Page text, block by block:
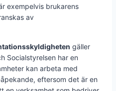
exempelvis brukarens
av
gäller
Socialstyrelsen har en
kan arbeta med
eftersom det är en